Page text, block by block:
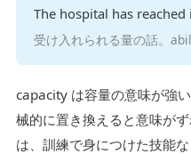
The hospital has reached
受け入れられる量の話。
capacity は容量の意味が強
械的に置き換えると意味が
は、訓練で身につけた技能